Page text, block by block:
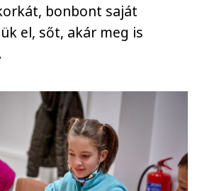
bonbont saját
el, sőt, akár meg is